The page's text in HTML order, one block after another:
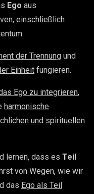
Ego aus
, einschließlich
der Trennung und
Einheit fungieren.
Ego zu integrieren,
harmonische
und spirituellen
lernen, dass es Teil
von Wegen, wie wir
das Ego als Teil